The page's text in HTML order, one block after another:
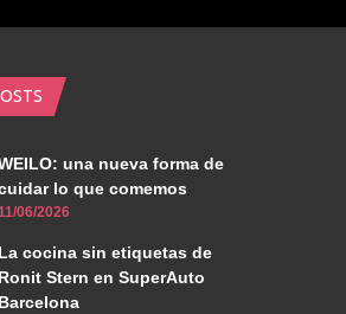
una nueva forma de
lo que comemos
06/2026
La cocina sin etiquetas de
Ronit Stern en SuperAuto
Barcelona